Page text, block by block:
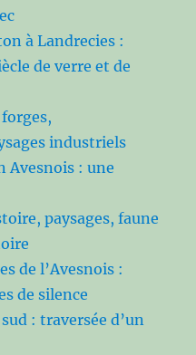
à Landrecies :
de verre et de
industriels
Avesnois : une
paysages, faune
de l’Avesnois :
de silence
: traversée d’un